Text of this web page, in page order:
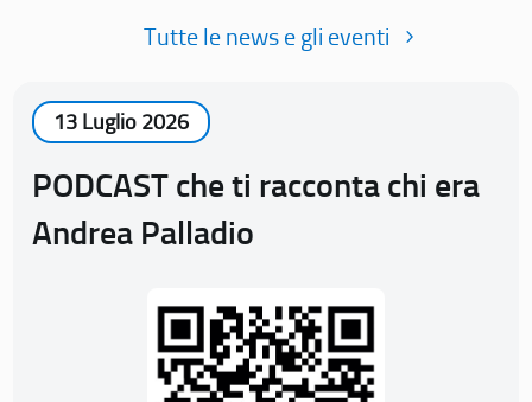
Tutte le news e gli eventi
13 Luglio 2026
PODCAST che ti racconta chi era
Andrea Palladio